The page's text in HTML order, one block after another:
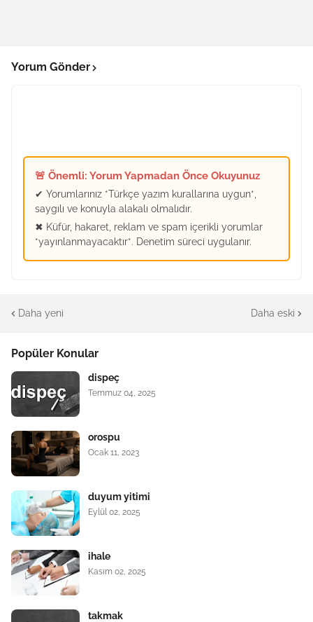
Yorum Gönder
🚨 Önemli: Yorum Yapmadan Önce Okuyunuz
✔ Yorumlarınız *Türkçe yazım kurallarına uygun*,
saygılı ve konuyla alakalı olmalıdır.
✖ Küfür, hakaret, reklam ve spam içerikli yorumlar
*yayınlanmayacaktır*. Denetim süreci uygulanır.
Daha yeni Daha eski
Popüler Konular
dispeç
Temmuz 04, 2025
orospu
Ocak 11, 2023
duyum yitimi
Eylül 02, 2025
ihale
Kasım 02, 2025
takmak